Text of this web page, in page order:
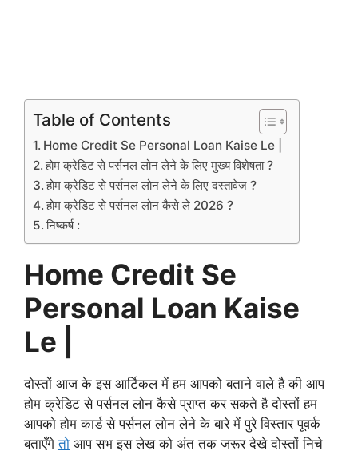
Table of Contents
Home Credit Se Personal Loan Kaise Le |
होम क्रेडिट से पर्सनल लोन लेने के लिए मुख्य विशेषता ?
होम क्रेडिट से पर्सनल लोन लेने के लिए दस्तावेज ?
होम क्रेडिट से पर्सनल लोन कैसे ले 2026 ?
निष्कर्ष :
Home Credit Se
Personal Loan Kaise
Le |
दोस्तों आज के इस आर्टिकल में हम आपको बताने वाले है की आप
होम क्रेडिट से पर्सनल लोन कैसे प्राप्त कर सकते है दोस्तों हम
आपको होम कार्ड से पर्सनल लोन लेने के बारे में पुरे विस्तार पूवर्क
बताएँगेतो आप सभ इस लेख को अंत तक जरूर देखे दोस्तों निचे